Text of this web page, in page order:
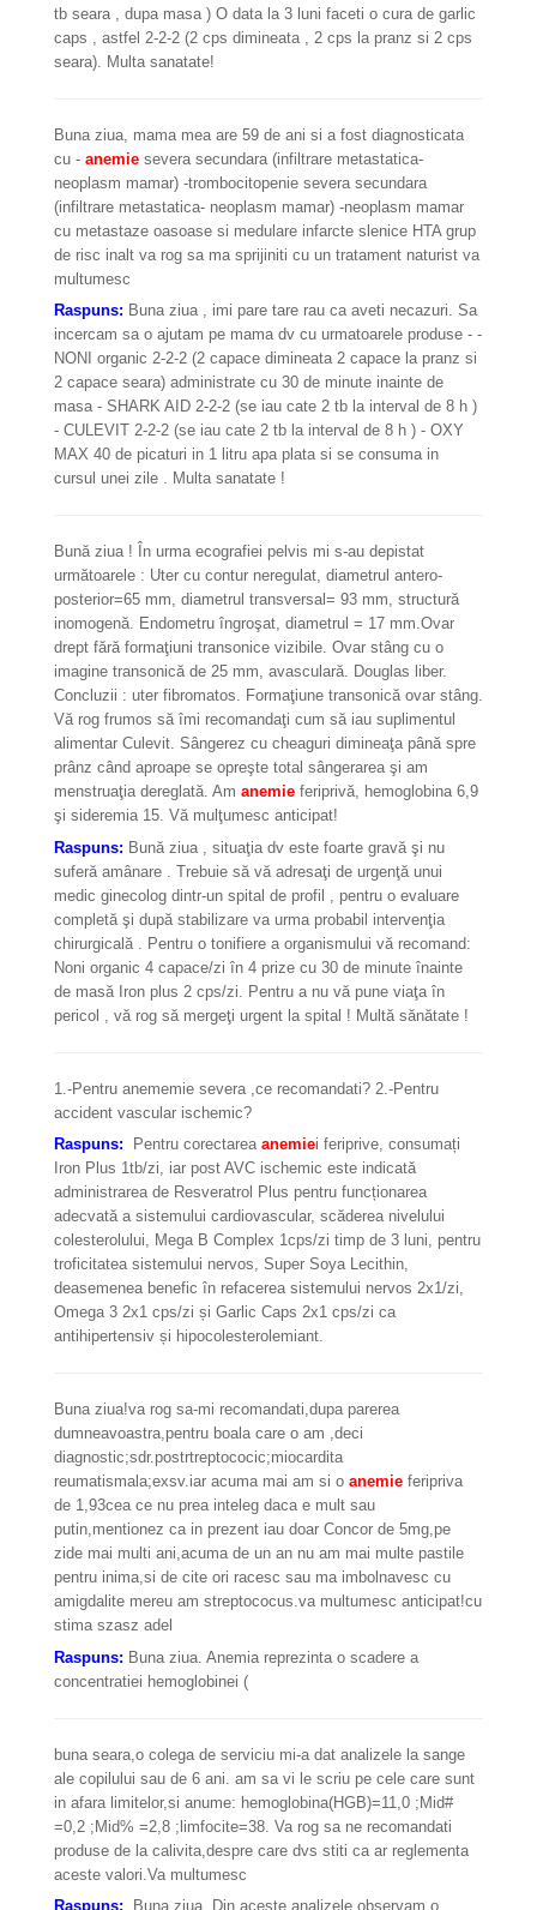
tb seara , dupa masa ) O data la 3 luni faceti o cura de garlic
caps , astfel 2-2-2 (2 cps dimineata , 2 cps la pranz si 2 cps
seara). Multa sanatate!
Buna ziua, mama mea are 59 de ani si a fost diagnosticata
cu - anemie severa secundara (infiltrare metastatica-
neoplasm mamar) -trombocitopenie severa secundara
(infiltrare metastatica- neoplasm mamar) -neoplasm mamar
cu metastaze oasoase si medulare infarcte slenice HTA grup
de risc inalt va rog sa ma sprijiniti cu un tratament naturist va
multumesc
Raspuns: Buna ziua , imi pare tare rau ca aveti necazuri. Sa
incercam sa o ajutam pe mama dv cu urmatoarele produse - -
NONI organic 2-2-2 (2 capace dimineata 2 capace la pranz si
2 capace seara) administrate cu 30 de minute inainte de
masa - SHARK AID 2-2-2 (se iau cate 2 tb la interval de 8 h )
- CULEVIT 2-2-2 (se iau cate 2 tb la interval de 8 h ) - OXY
MAX 40 de picaturi in 1 litru apa plata si se consuma in
cursul unei zile . Multa sanatate !
Bună ziua ! În urma ecografiei pelvis mi s-au depistat
următoarele : Uter cu contur neregulat, diametrul antero-
posterior=65 mm, diametrul transversal= 93 mm, structură
inomogenă. Endometru îngroşat, diametrul = 17 mm.Ovar
drept fără formaţiuni transonice vizibile. Ovar stâng cu o
imagine transonică de 25 mm, avasculară. Douglas liber.
Concluzii : uter fibromatos. Formaţiune transonică ovar stâng.
Vă rog frumos să îmi recomandaţi cum să iau suplimentul
alimentar Culevit. Sângerez cu cheaguri dimineaţa până spre
prânz când aproape se opreşte total sângerarea şi am
menstruaţia dereglată. Am anemie feriprivă, hemoglobina 6,9
şi sideremia 15. Vă mulţumesc anticipat!
Raspuns: Bună ziua , situaţia dv este foarte gravă şi nu
suferă amânare . Trebuie să vă adresaţi de urgenţă unui
medic ginecolog dintr-un spital de profil , pentru o evaluare
completă şi după stabilizare va urma probabil intervenţia
chirurgicală . Pentru o tonifiere a organismului vă recomand:
Noni organic 4 capace/zi în 4 prize cu 30 de minute înainte
de masă Iron plus 2 cps/zi. Pentru a nu vă pune viaţa în
pericol , vă rog să mergeţi urgent la spital ! Multă sănătate !
1.-Pentru anememie severa ,ce recomandati? 2.-Pentru
accident vascular ischemic?
Raspuns:
Pentru corectarea anemiei feriprive, consumați
Iron Plus 1tb/zi, iar post AVC ischemic este indicată
administrarea de Resveratrol Plus pentru funcționarea
adecvată a sistemului cardiovascular, scăderea nivelului
colesterolului, Mega B Complex 1cps/zi timp de 3 luni, pentru
troficitatea sistemului nervos, Super Soya Lecithin,
deasemenea benefic în refacerea sistemului nervos 2x1/zi,
Omega 3 2x1 cps/zi și Garlic Caps 2x1 cps/zi ca
antihipertensiv și hipocolesterolemiant.
Buna ziua!va rog sa-mi recomandati,dupa parerea
dumneavoastra,pentru boala care o am ,deci
diagnostic;sdr.postrtreptococic;miocardita
reumatismala;exsv.iar acuma mai am si o anemie feripriva
de 1,93cea ce nu prea inteleg daca e mult sau
putin,mentionez ca in prezent iau doar Concor de 5mg,pe
zide mai multi ani,acuma de un an nu am mai multe pastile
pentru inima,si de cite ori racesc sau ma imbolnavesc cu
amigdalite mereu am streptococus.va multumesc anticipat!cu
stima szasz adel
Raspuns: Buna ziua. Anemia reprezinta o scadere a
concentratiei hemoglobinei (
buna seara,o colega de serviciu mi-a dat analizele la sange
ale copilului sau de 6 ani. am sa vi le scriu pe cele care sunt
in afara limitelor,si anume: hemoglobina(HGB)=11,0 ;Mid#
=0,2 ;Mid% =2,8 ;limfocite=38. Va rog sa ne recomandati
produse de la calivita,despre care dvs stiti ca ar reglementa
aceste valori.Va multumesc
Raspuns:
Buna ziua. Din aceste analizele observam o